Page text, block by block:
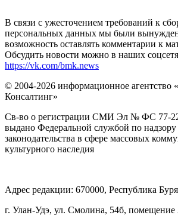
В связи с ужесточением требований к
персональных данных мы были
возможность оставлять комментарии к
Обсудить новости можно в наших
https://vk.com/bmk.news
© 2004-2026 информационное агентство
Консалтинг»
Св-во о регистрации СМИ Эл № ФС 77-
выдано Федеральной службой по
законодательства в сфере массовых
культурного наследия
Адрес редакции: 670000, Республика
г. Улан-Удэ, ул. Смолина, 54б, помещение